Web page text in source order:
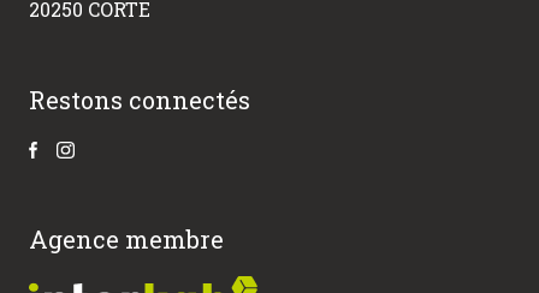
20250 CORTE
Restons connectés
Agence membre